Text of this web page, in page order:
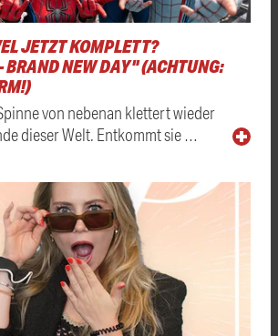
JETZT KOMPLETT?
NEW DAY" (ACHTUNG:
von nebenan klettert wieder
dieser Welt. Entkommt sie …